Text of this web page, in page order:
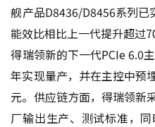
舰产品D8436/D8456系列已
能效比相比上一代提升超过
得瑞领新的下一代PCIe 6.0
年实现量产，并在主控中
元。供应链方面，得瑞领新
厂输出生产、测试标准，